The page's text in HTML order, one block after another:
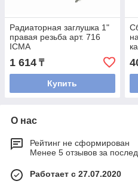
Радиаторная заглушка 1"
правая резьба арт. 716
ICMA
1 614 ₸
Купить
О нас
Рейтинг не сформирован
Менее 5 отзывов за
Работает с 27.07.2020